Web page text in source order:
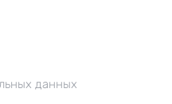
данных